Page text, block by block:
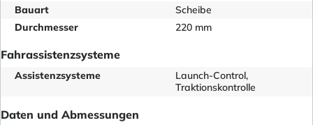
Bauart
Scheibe
Durchmesser
220 mm
Fahrassistenzsysteme
Assistenzsysteme
Launch-Control,
Traktionskontrolle
Daten und Abmessungen